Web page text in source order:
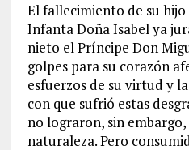
El fallecimiento de su hijo
Infanta Doña Isabel ya
nieto el Príncipe Don
golpes para su corazón
esfuerzos de su virtud y
con que sufrió estas
no lograron, sin embargo,
naturaleza. Pero